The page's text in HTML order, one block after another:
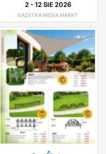
2-12 SIE 2026
GAZETKA MEDIA MARKT